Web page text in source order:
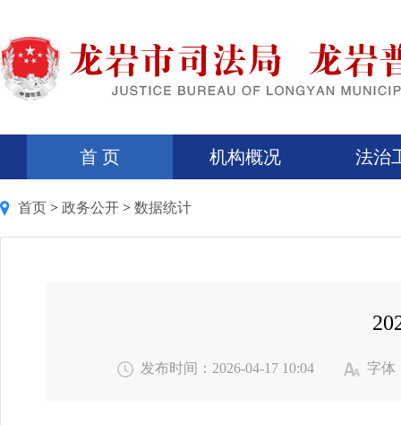
首 页 机构概况 法治
首页 > 政务公开 > 数据统计
发布时间：2026-04-17 10:04 字体